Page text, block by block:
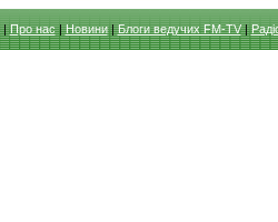
|Про нас|Новини|Блоги ведучих FM-TV|